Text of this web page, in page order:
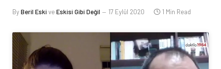
ByBeril Eski veEskisi Gibi Değil 17 Eylül 2020 1 Min Read